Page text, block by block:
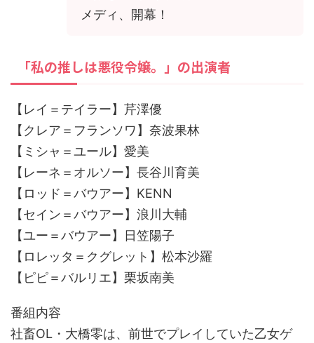
メディ、開幕！
「私の推しは悪役令嬢。」の出演者
【レイ＝テイラー】芹澤優
【クレア＝フランソワ】奈波果林
【ミシャ＝ユール】愛美
【レーネ＝オルソー】長谷川育美
【ロッド＝バウアー】KENN
【セイン＝バウアー】浪川大輔
【ユー＝バウアー】日笠陽子
【ロレッタ＝クグレット】松本沙羅
【ピピ＝バルリエ】栗坂南美
番組内容
社畜OL・大橋零は、前世でプレイしていた乙女ゲ